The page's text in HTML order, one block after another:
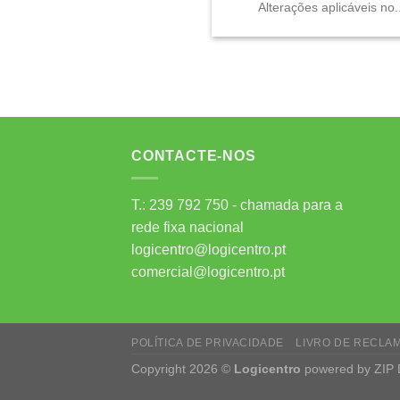
Alterações aplicáveis no...
CONTACTE-NOS
T.: 239 792 750 - chamada para a
rede fixa nacional
logicentro@logicentro.pt
comercial@logicentro.pt
POLÍTICA DE PRIVACIDADE LIVRO DE
Copyright 2026 © Logicentro powered by ZIP